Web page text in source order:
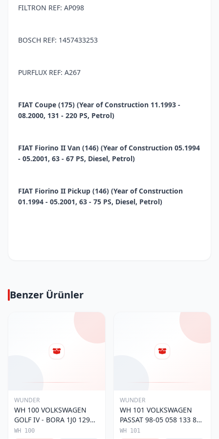
FILTRON REF: AP098
BOSCH REF: 1457433253
PURFLUX REF: A267
FIAT Coupe (175) (Year of Construction 11.1993 -
08.2000, 131 - 220 PS, Petrol)
FIAT Fiorino II Van (146) (Year of Construction 05.1994
- 05.2001, 63 - 67 PS, Diesel, Petrol)
FIAT Fiorino II Pickup (146) (Year of Construction
01.1994 - 05.2001, 63 - 75 PS, Diesel, Petrol)
Benzer Ürünler
WUNDER
WH 100 VOLKSWAGEN
GOLF IV - BORA 1J0 129
620 Hava Filtresi
WH 100
WUNDER
WH 101 VOLKSWAGEN
PASSAT 98-05 058 133 843
Hava Filtresi
WH 101